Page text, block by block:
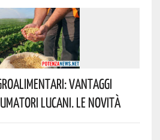
Vantaggi
Lucani. Le Novità